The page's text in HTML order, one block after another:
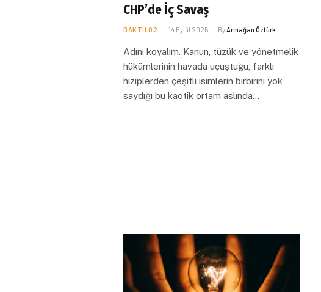
CHP’de İç Savaş
DAKTILO2 14 Eylül 2025 ByArmağan Öztürk
Adını koyalım. Kanun, tüzük ve yönetmelik
hükümlerinin havada uçuştuğu, farklı
hiziplerden çeşitli isimlerin birbirini yok
saydığı bu kaotik ortam aslında…